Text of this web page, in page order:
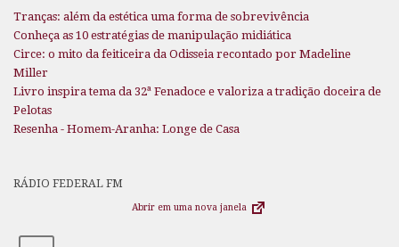
Tranças: além da estética uma forma de sobrevivência
Conheça as 10 estratégias de manipulação midiática
Circe: o mito da feiticeira da Odisseia recontado por Madeline
Miller
Livro inspira tema da 32ª Fenadoce e valoriza a tradição doceira de
Pelotas
Resenha - Homem-Aranha: Longe de Casa
RÁDIO FEDERAL FM
Abrir em uma nova janela